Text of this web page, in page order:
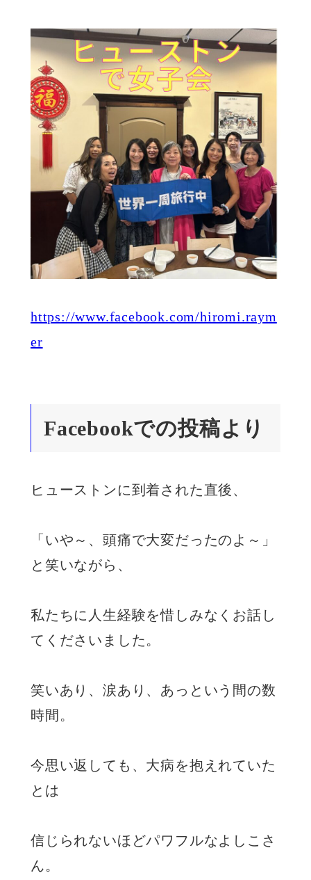
https://www.facebook.com/hiromi.raym
er
Facebookでの投稿より
ヒューストンに到着された直後、
「いや～、頭痛で大変だったのよ～」
と笑いながら、
私たちに人生経験を惜しみなくお話し
てくださいました。
笑いあり、涙あり、あっという間の数
時間。
今思い返しても、大病を抱えれていた
とは
信じられないほどパワフルなよしこさ
ん。